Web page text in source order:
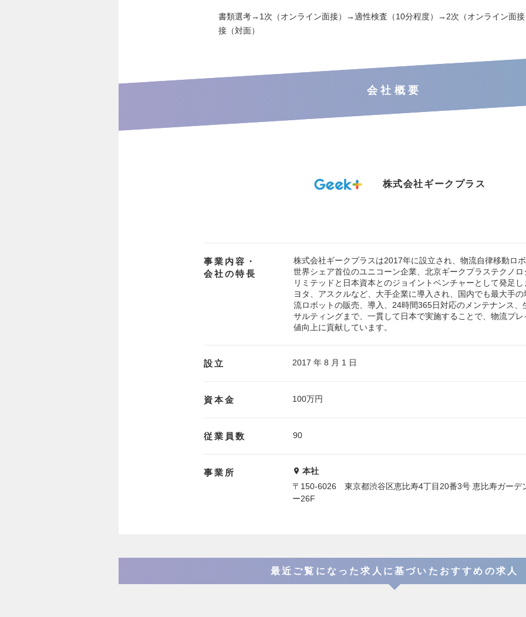
書類選考→1次（オンライン面接）→適性検査（10分程度）→2次（オンライン面
接（対面）
会社概要
株式会社ギークプラス
事業内容・
会社の特長
株式会社ギークプラスは2017年に設立され、物流自律移動ロ
世界シェア首位のユニコーン企業、北京ギークプラステクノ
リミテッドと日本資本とのジョイントベンチャーとして発足
ヨタ、アスクルなど、大手企業に導入され、国内でも最大手
流ロボットの販売、導入、24時間365日対応のメンテナンス、
サルティングまで、一貫して日本で実施することで、物流プ
値向上に貢献しています。
設立 2017 年 8 月 1 日
資本金 100万円
従業員数 90
事業所
本社
〒150-6026 東京都渋谷区恵比寿4丁目20番3号 恵比寿ガーデ
ー26F
最近ご覧になった求人に基づいたおすすめの求人